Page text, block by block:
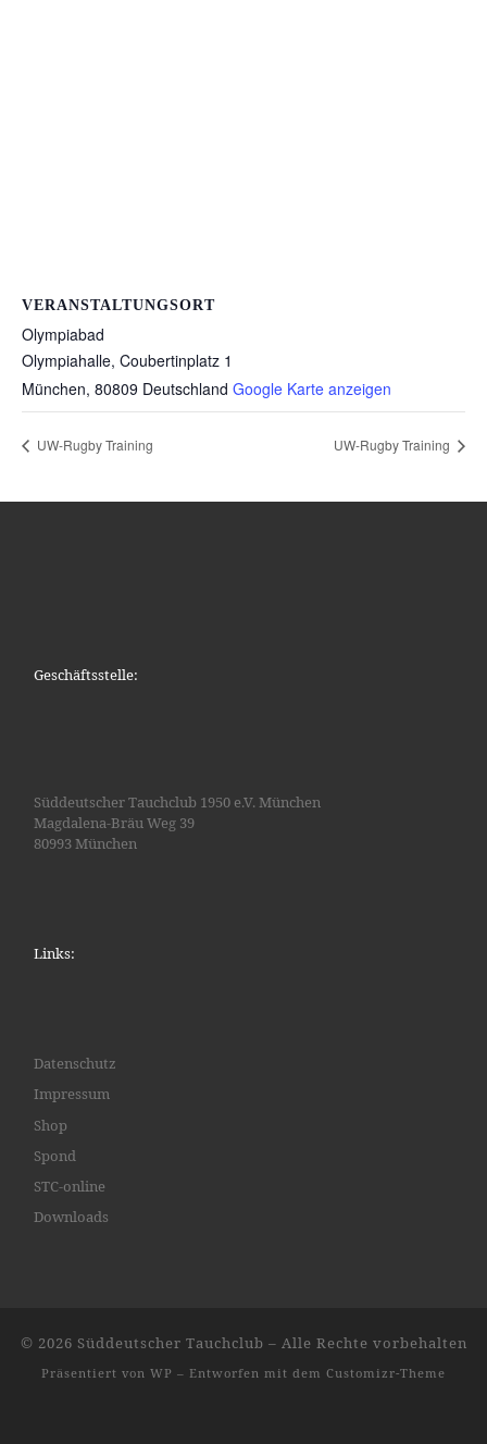
VERANSTALTUNGSORT
Olympiabad
Olympiahalle, Coubertinplatz 1
München, 80809 Deutschland Google Karte anzeigen
UW-Rugby Training UW-Rugby Training
Geschäftsstelle:
Süddeutscher Tauchclub 1950 e.V. München
Magdalena-Bräu Weg 39
80993 München
Links:
Datenschutz
Impressum
Shop
Spond
STC-online
Downloads
© 2026 Süddeutscher Tauchclub – Alle Rechte vorbehalten
Präsentiert von WP – Entworfen mit dem Customizr-Theme